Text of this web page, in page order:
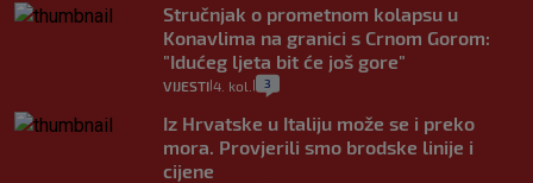
Stručnjak o prometnom kolapsu u
Konavlima na granici s Crnom Gorom:
"Idućeg ljeta bit će još gore"
VIJESTI 4. kol. 3
Iz Hrvatske u Italiju može se i preko
mora. Provjerili smo brodske linije i
cijene